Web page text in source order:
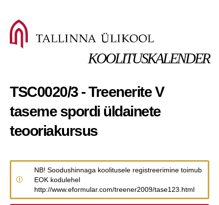
KOOLITUSKALENDER
TSC0020/3 - Treenerite V
taseme spordi üldainete
teooriakursus
NB! Soodushinnaga koolitusele registreerimine toimub
EOK kodulehel
http://www.eformular.com/treener2009/tase123.html